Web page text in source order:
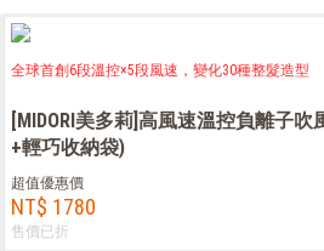
全球首創6段溫控×5段風速，變化30種整髮造型
[MIDORI美多莉]高風速溫控負離子
+輕巧收納袋)
超值優惠價
NT$ 1780
售價已折